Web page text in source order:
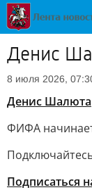
Денис
8 июля 2026,
Денис Шалюта
ФИФА
Подписаться